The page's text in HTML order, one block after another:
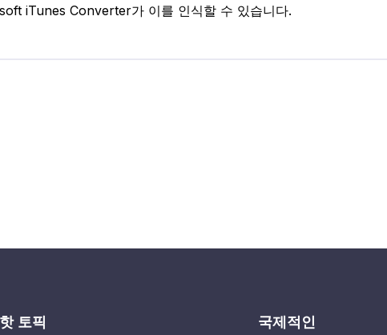
iTunes Converter가 이를 인식할 수 있습니다.
핫 토픽 국제적인